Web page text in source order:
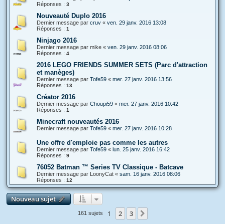
Réponses : 3
Nouveauté Duplo 2016
Dernier message par cruv « ven. 29 janv. 2016 13:08
Réponses : 1
Ninjago 2016
Dernier message par mike « ven. 29 janv. 2016 08:06
Réponses : 4
2016 LEGO FRIENDS SUMMER SETS (Parc d'attraction
et manèges)
Dernier message par Tofe59 « mer. 27 janv. 2016 13:56
Réponses : 13
Créator 2016
Dernier message par Choupi59 « mer. 27 janv. 2016 10:42
Réponses : 1
Minecraft nouveautés 2016
Dernier message par Tofe59 « mer. 27 janv. 2016 10:28
Une offre d'emploie pas comme les autres
Dernier message par Tofe59 « lun. 25 janv. 2016 16:42
Réponses : 9
76052 Batman ™ Series TV Classique - Batcave
Dernier message par LoonyCat « sam. 16 janv. 2016 08:06
Réponses : 12
Nouveau sujet
161 sujets 1 2 3